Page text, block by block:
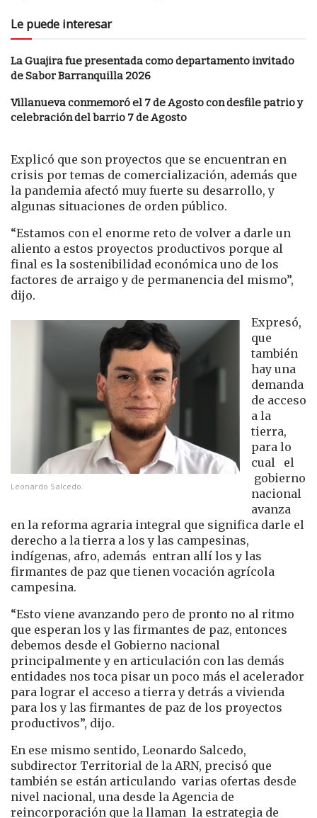
Le puede interesar
La Guajira fue presentada como departamento invitado
de Sabor Barranquilla 2026
Villanueva conmemoró el 7 de Agosto con desfile patrio y
celebración del barrio 7 de Agosto
Explicó que son proyectos que se encuentran en
crisis por temas de comercialización, además que
la pandemia afectó muy fuerte su desarrollo, y
algunas situaciones de orden público.
“Estamos con el enorme reto de volver a darle un
aliento a estos proyectos productivos porque al
final es la sostenibilidad económica uno de los
factores de arraigo y de permanencia del mismo”,
dijo.
Leonardo Salcedo.
Expresó,
que
también
hay una
demanda
de acceso
a la
tierra,
para lo
cual el
gobierno
nacional
avanza
en la reforma agraria integral que significa darle el
derecho a la tierra a los y las campesinas,
indígenas, afro, además entran allí los y las
firmantes de paz que tienen vocación agrícola
campesina.
“Esto viene avanzando pero de pronto no al ritmo
que esperan los y las firmantes de paz, entonces
debemos desde el Gobierno nacional
principalmente y en articulación con las demás
entidades nos toca pisar un poco más el acelerador
para lograr el acceso a tierra y detrás a vivienda
para los y las firmantes de paz de los proyectos
productivos”, dijo.
En ese mismo sentido, Leonardo Salcedo,
subdirector Territorial de la ARN, precisó que
también se están articulando varias ofertas desde
nivel nacional, una desde la Agencia de
reincorporación que la llaman la estrategia de